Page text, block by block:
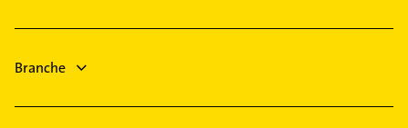
Klempner
Branche